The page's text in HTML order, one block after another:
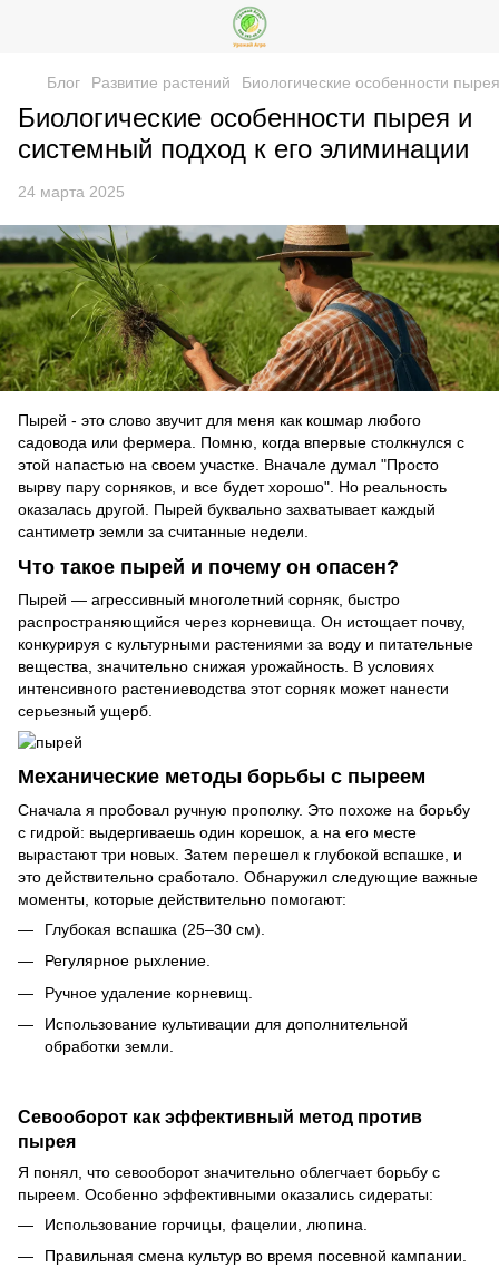
Блог Развитие растений Биологические особенности
Биологические особенности пырея и
системный подход к его элиминации
24 марта 2025
Пырей - это слово звучит для меня как кошмар любого
садовода или фермера. Помню, когда впервые столкнулся с
этой напастью на своем участке. Вначале думал "Просто
вырву пару сорняков, и все будет хорошо". Но реальность
оказалась другой. Пырей буквально захватывает каждый
сантиметр земли за считанные недели.
Что такое пырей и почему он опасен?
Пырей — агрессивный многолетний сорняк, быстро
распространяющийся через корневища. Он истощает почву,
конкурируя с культурными растениями за воду и питательные
вещества, значительно снижая урожайность. В условиях
интенсивного растениеводства этот сорняк может нанести
серьезный ущерб.
Механические методы борьбы с пыреем
Сначала я пробовал ручную прополку. Это похоже на борьбу
с гидрой: выдергиваешь один корешок, а на его месте
вырастают три новых. Затем перешел к глубокой вспашке, и
это действительно сработало. Обнаружил следующие важные
моменты, которые действительно помогают:
Глубокая вспашка (25–30 см).
Регулярное рыхление.
Ручное удаление корневищ.
Использование культивации для дополнительной
обработки земли.
Севооборот как эффективный метод против
пырея
Я понял, что севооборот значительно облегчает борьбу с
пыреем. Особенно эффективными оказались сидераты:
Использование горчицы, фацелии, люпина.
Правильная смена культур во время посевной кампании.